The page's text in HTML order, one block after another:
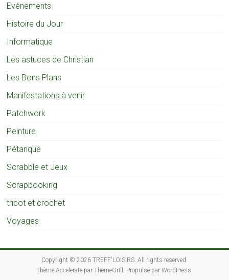
Evènements
Histoire du Jour
Informatique
Les astuces de Christian
Les Bons Plans
Manifestations à venir
Patchwork
Peinture
Pétanque
Scrabble et Jeux
Scrapbooking
tricot et crochet
Voyages
Copyright © 2026 TREFF'LOISIRS. All rights reserved.
Thème Acceleratepar ThemeGrill. Propulsé par WordPress.